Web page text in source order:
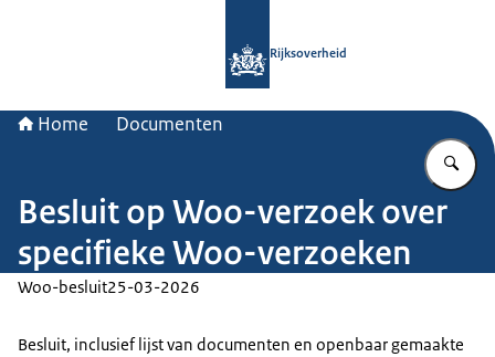
Rijksoverheid
Home Documenten
Besluit op Woo-verzoek over
specifieke Woo-verzoeken
Woo-besluit25-03-2026
Besluit, inclusief lijst van documenten en openbaar gemaakte